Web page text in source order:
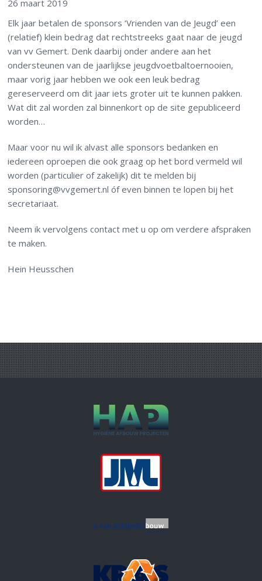
26 maart 2019
Elk jaar betalen de sponsors ‘Vrienden van de Jeugd’ een
(relatief) klein bedrag dat rechtstreeks gaat naar de jeugd
van vv Gemert. Denk daarbij onder andere aan het
ondersteunen van de jaarlijkse jeugdvoetbaltoernooien,
maar vorig jaar hebben we ook een leuk bedrag
gereserveerd om dit jaar iets groter uit te kunnen pakken.
Wat dit zal worden zal binnenkort op de site gepubliceerd
worden…
Maar voor nu wil ik alvast alle sponsors bedanken en
iedereen oproepen die ook graag op het bord vermeld wil
worden (particulier of zakelijk) dit te melden bij
sponsoring@vvgemert.nl óf even binnen te lopen bij het
secretariaat.
Neem ik vervolgens contact met u op om verdere afspraken
te maken.
Hein Heusschen